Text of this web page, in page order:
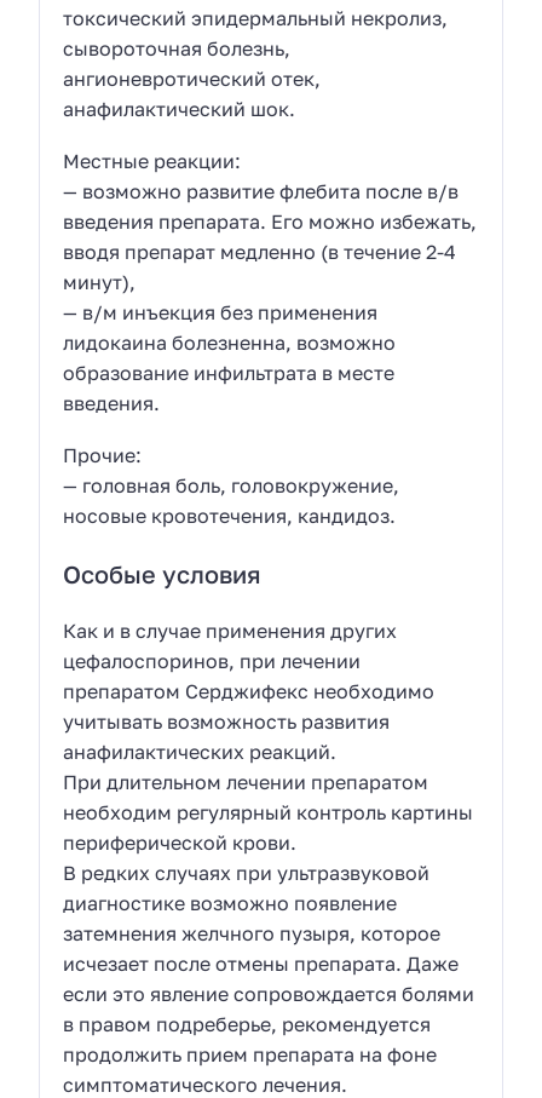
токсический эпидермальный некролиз,
сывороточная болезнь,
ангионевротический отек,
анафилактический шок.
Местные реакции:
— возможно развитие флебита после в/в
введения препарата. Его можно избежать,
вводя препарат медленно (в течение 2-4
минут),
— в/м инъекция без применения
лидокаина болезненна, возможно
образование инфильтрата в месте
введения.
Прочие:
— головная боль, головокружение,
носовые кровотечения, кандидоз.
Особые условия
Как и в случае применения других
цефалоспоринов, при лечении
препаратом Серджифекс необходимо
учитывать возможность развития
анафилактических реакций.
При длительном лечении препаратом
необходим регулярный контроль картины
периферической крови.
В редких случаях при ультразвуковой
диагностике возможно появление
затемнения желчного пузыря, которое
исчезает после отмены препарата. Даже
если это явление сопровождается болями
в правом подреберье, рекомендуется
продолжить прием препарата на фоне
симптоматического лечения.